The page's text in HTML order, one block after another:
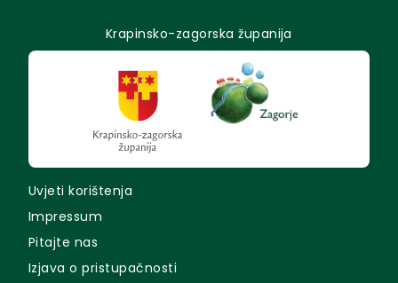
Krapinsko-zagorska županija
Uvjeti korištenja
Impressum
Pitajte nas
Izjava o pristupačnosti